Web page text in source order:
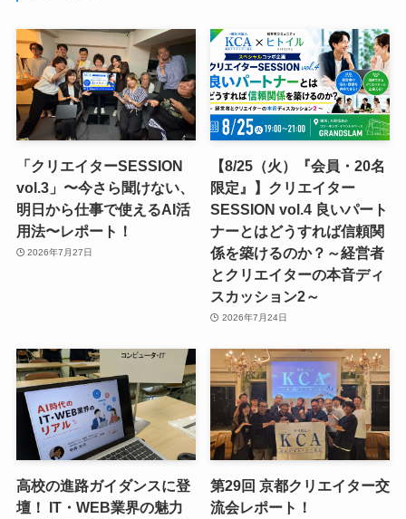
「クリエイターSESSION
vol.3」〜今さら聞けない、
明日から仕事で使えるAI活
用法〜レポート！
2026年7月27日
【8/25（火）『会員・20名
限定』】クリエイター
SESSION vol.4 良いパート
ナーとはどうすれば信頼関
係を築けるのか？～経営者
とクリエイターの本音ディ
スカッション2～
2026年7月24日
高校の進路ガイダンスに登
壇！ IT・WEB業界の魅力
第29回 京都クリエイター交
流会レポート！